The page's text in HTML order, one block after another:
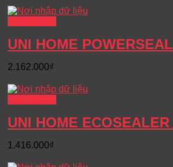
UNI HOME
2.162.000₫
UNI HOME ECOSEALER
1.416.000₫